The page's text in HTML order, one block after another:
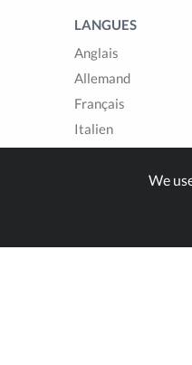
LANGUES
Anglais
Allemand
Français
Italien
We